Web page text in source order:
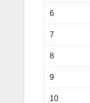
6
7
8
9
10